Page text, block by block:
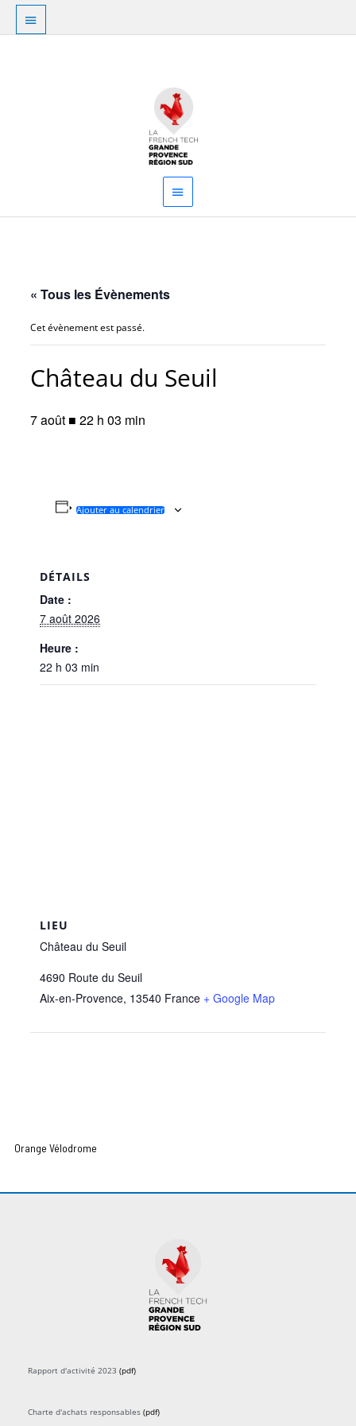
Aller
contenu
Au
dessus
principal
« Tous les Évènements
Cet évènement est passé.
Château du Seuil
7 août ■ 22 h 03 min
Ajouter au calendrier
DÉTAILS
Date :
7 août 2026
Heure :
22 h 03 min
LIEU
Château du Seuil
4690 Route du Seuil
Aix-en-Provence, 13540 France + Google Map
Orange Vélodrome
Rapport d'activité 2023 (pdf)
Charte d'achats responsables (pdf)